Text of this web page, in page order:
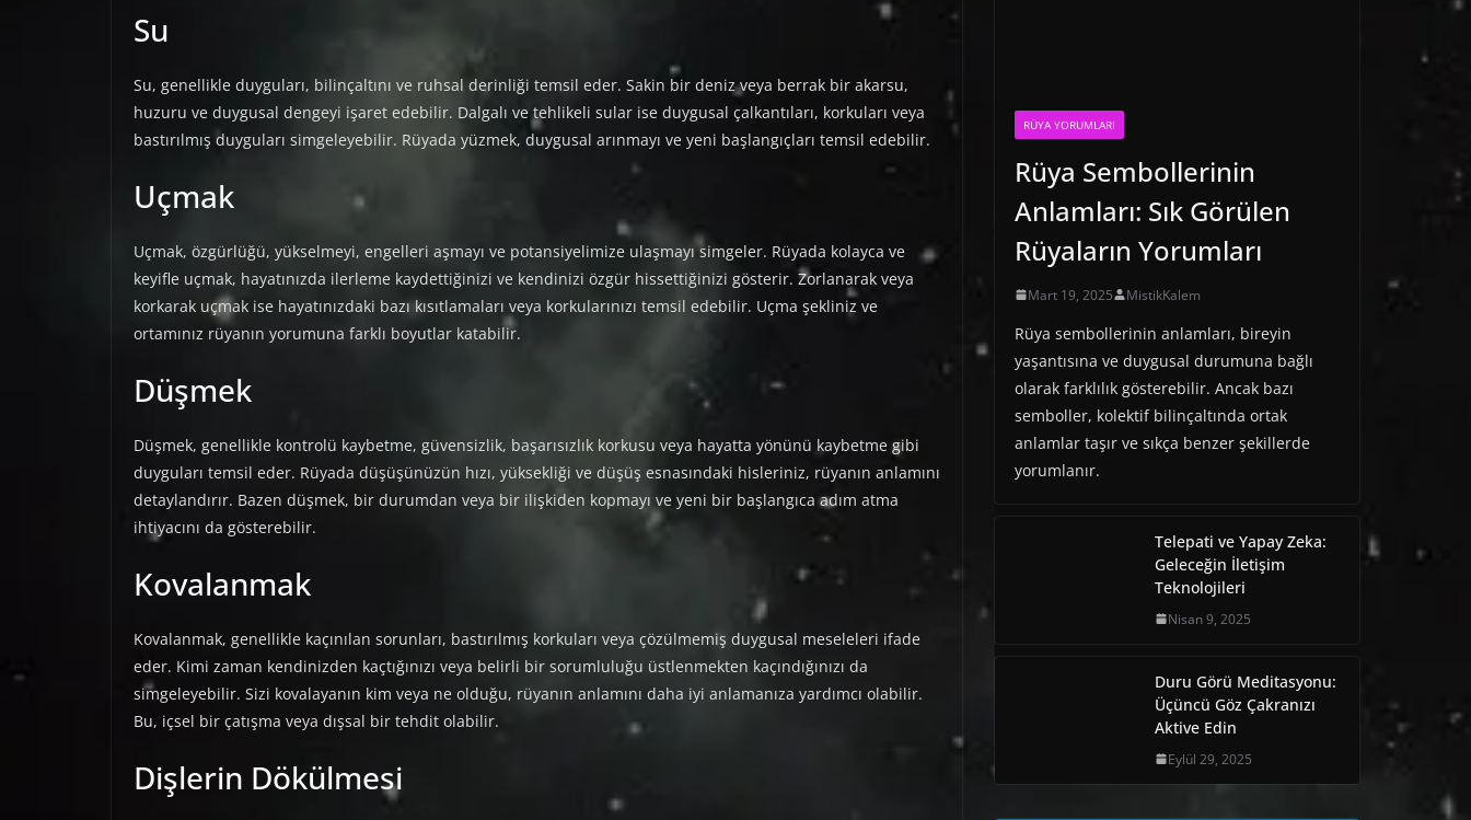
Su
Su, genellikle duyguları, bilinçaltını ve ruhsal derinliği temsil eder. Sakin bir deniz veya berrak bir akarsu,
huzuru ve duygusal dengeyi işaret edebilir. Dalgalı ve tehlikeli sular ise duygusal çalkantıları, korkuları veya
bastırılmış duyguları simgeleyebilir. Rüyada yüzmek, duygusal arınmayı ve yeni başlangıçları temsil edebilir.
Uçmak
Uçmak, özgürlüğü, yükselmeyi, engelleri aşmayı ve potansiyelimize ulaşmayı simgeler. Rüyada kolayca ve
keyifle uçmak, hayatınızda ilerleme kaydettiğinizi ve kendinizi özgür hissettiğinizi gösterir. Zorlanarak veya
korkarak uçmak ise hayatınızdaki bazı kısıtlamaları veya korkularınızı temsil edebilir. Uçma şekliniz ve
ortamınız rüyanın yorumuna farklı boyutlar katabilir.
Düşmek
Düşmek, genellikle kontrolü kaybetme, güvensizlik, başarısızlık korkusu veya hayatta yönünü kaybetme gibi
duyguları temsil eder. Rüyada düşüşünüzün hızı, yüksekliği ve düşüş esnasındaki hisleriniz, rüyanın anlamını
detaylandırır. Bazen düşmek, bir durumdan veya bir ilişkiden kopmayı ve yeni bir başlangıca adım atma
ihtiyacını da gösterebilir.
Kovalanmak
Kovalanmak, genellikle kaçınılan sorunları, bastırılmış korkuları veya çözülmemiş duygusal meseleleri ifade
eder. Kimi zaman kendinizden kaçtığınızı veya belirli bir sorumluluğu üstlenmekten kaçındığınızı da
simgeleyebilir. Sizi kovalayanın kim veya ne olduğu, rüyanın anlamını daha iyi anlamanıza yardımcı olabilir.
Bu, içsel bir çatışma veya dışsal bir tehdit olabilir.
Dişlerin Dökülmesi
RÜYA YORUMLARI
Rüya Sembollerinin
Anlamları: Sık Görülen
Rüyaların Yorumları
Mart 19, 2025 MistikKalem
Rüya sembollerinin anlamları, bireyin
yaşantısına ve duygusal durumuna bağlı
olarak farklılık gösterebilir. Ancak bazı
semboller, kolektif bilinçaltında ortak
anlamlar taşır ve sıkça benzer şekillerde
yorumlanır.
Telepati ve Yapay Zeka:
Geleceğin İletişim
Teknolojileri
Nisan 9, 2025
Duru Görü Meditasyonu:
Üçüncü Göz Çakranızı
Aktive Edin
Eylül 29, 2025